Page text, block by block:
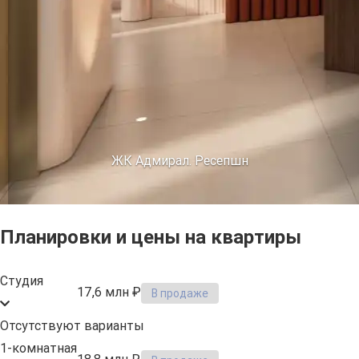
ЖК Адмирал. Ресепшн
Планировки и цены на квартиры
Студия
17,6 млн ₽ В продаже
Отсутствуют варианты
1-комнатная